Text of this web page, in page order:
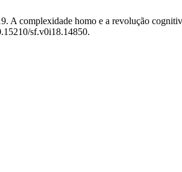
A complexidade homo e a revolução
sf.v0i18.14850.